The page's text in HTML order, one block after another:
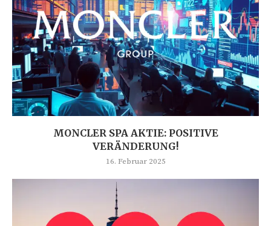
MONCLER SPA AKTIE: POSITIVE
VERÄNDERUNG!
16. Februar 2025